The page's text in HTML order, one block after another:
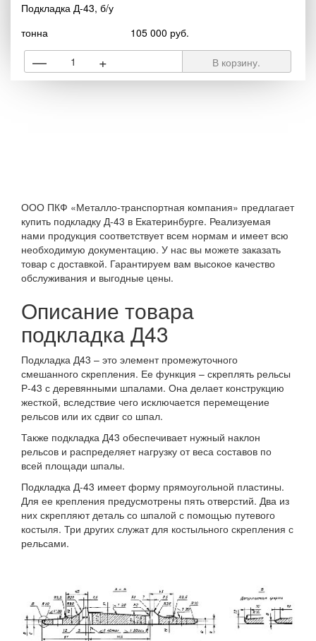
Подкладка Д-43, б/у
тонна
105 000 руб.
— + В корзину.
ООО ПКФ «Металло-транспортная компания» предлагает
купить подкладку Д-43 в Екатеринбурге. Реализуемая
нами продукция соответствует всем нормам и имеет всю
необходимую документацию. У нас вы можете заказать
товар с доставкой. Гарантируем вам высокое качество
обслуживания и выгодные цены.
Описание товара
подкладка Д43
Подкладка Д43 – это элемент промежуточного
смешанного скрепления. Ее функция – скреплять рельсы
Р-43 с деревянными шпалами. Она делает конструкцию
жесткой, вследствие чего исключается перемещение
рельсов или их сдвиг со шпал.
Также подкладка Д43 обеспечивает нужный наклон
рельсов и распределяет нагрузку от веса составов по
всей площади шпалы.
Подкладка Д-43 имеет форму прямоугольной пластины.
Для ее крепления предусмотрены пять отверстий. Два из
них скрепляют деталь со шпалой с помощью путевого
костыля. Три других служат для костыльного скрепления с
рельсами.